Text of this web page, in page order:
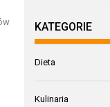
KATEGORIE
Dieta
Kulinaria